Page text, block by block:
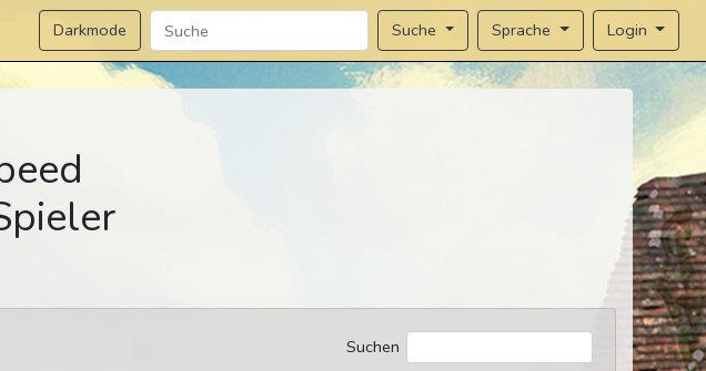
Darkmode Suche Sprache Login
Suchen